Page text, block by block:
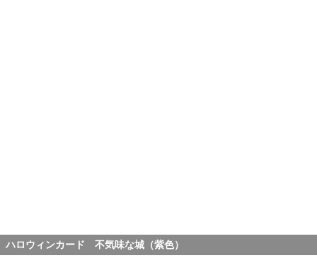
ハロウィンカード 不気味な城（紫色）